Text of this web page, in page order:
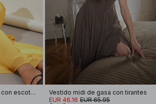
Vestido maxi de gasa con escote en cascada y pañuelo
Vestido midi de gasa con tirantes
EUR 46.16 EUR 65.95